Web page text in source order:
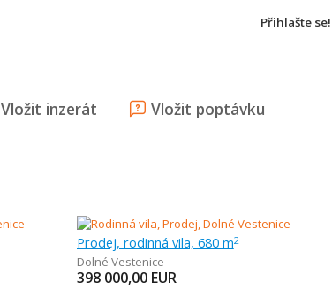
Přihlašte se!
Vložit inzerát Vložit poptávku
Prodej, rodinná vila, 680 m2
Dolné Vestenice
398 000,00 EUR